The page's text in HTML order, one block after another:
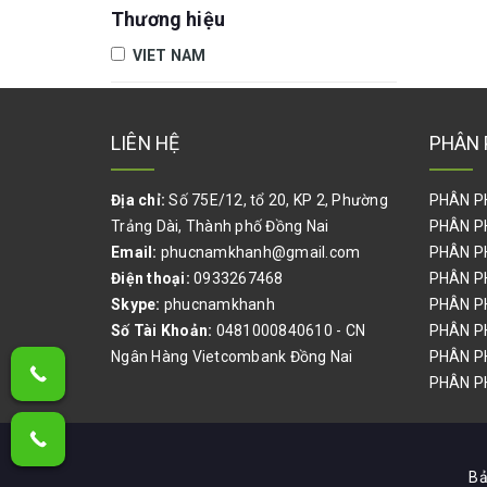
MŨI KHOAN TARO DOA PHAY TIỆN
MÀI DŨA MŨI VÍT ĐẦU MĂNG RANH
MÁY CHÀ NHÁM, MÁY BẮT ỐC VÍT
ĐÁ CẮT,MÀI,CÀ LEM,NHÁM NỈ ĐÁNH
BÓNG,BÁNH CHÉN CƯỚC
DÂY RÚT,DÂY POLY,DÂY DÙ,BẠT
CHE,LƯỚI CHẮN CÔN TRÙNG
CAO SU SILICONE CHỊU NHIỆT, TẤM
SILICONE, RON SILICONE, DÂY
SILICONE ĐẶC, ỐNG SILICONE DẪN
DUNG DỊCH, ỐNG HÚT SILICONE
TÚI PE,BAO BÌ KRAFT,VẢI BỐ,THÙNG
BÌNH ẮC QUY, BÌNH ĐIỆN, BÌNH SẠC,
Thương hiệu
VIET NAM
LIÊN HỆ
Địa chỉ: Số 75E/12, tổ 20, KP 2, Phường
Trảng Dài, Thành phố Đồng Nai
Email: phucnamkhanh@gmail.com
Điện thoại: 0933267468
Skype: phucnamkhanh
Số Tài Khoản: 0481000840610 - CN
Ngân Hàng Vietcombank Đồng Nai
PHÂN
PHÂN
PHÂN
PHÂN
PHÂN
PHÂN
PHÂN
PHÂN
PHÂN